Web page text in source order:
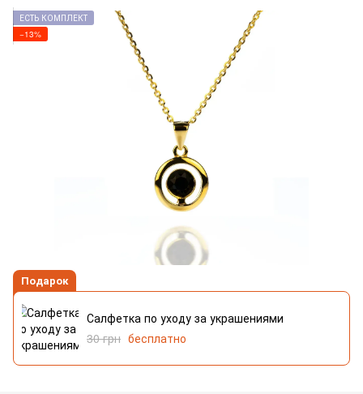
ЕСТЬ КОМПЛЕКТ
−13%
Подарок
Салфетка по уходу за украшениями
30 грн бесплатно